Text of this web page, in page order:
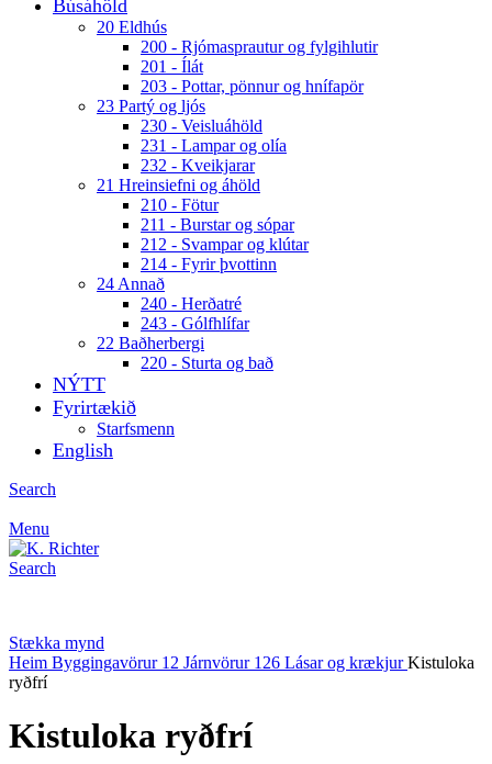
Búsáhöld
20 Eldhús
200 - Rjómasprautur og fylgihlutir
201 - Ílát
203 - Pottar, pönnur og hnífapör
23 Partý og ljós
230 - Veisluáhöld
231 - Lampar og olía
232 - Kveikjarar
21 Hreinsiefni og áhöld
210 - Fötur
211 - Burstar og sópar
212 - Svampar og klútar
214 - Fyrir þvottinn
24 Annað
240 - Herðatré
243 - Gólfhlífar
22 Baðherbergi
220 - Sturta og bað
NÝTT
Fyrirtækið
Starfsmenn
English
Search
Menu
Search
Stækka mynd
Heim Byggingavörur 12 Járnvörur 126 Lásar og krækjurKistuloka
ryðfrí
Kistuloka ryðfrí